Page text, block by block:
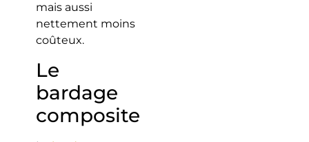
mais aussi
nettement moins
coûteux.
Le
bardage
composite